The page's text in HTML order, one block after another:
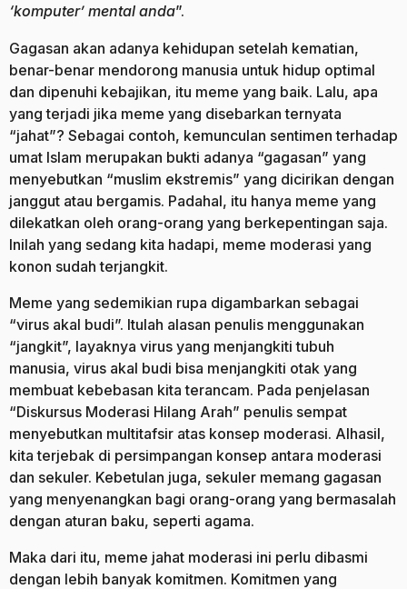
‘komputer’ mental anda”.
Gagasan akan adanya kehidupan setelah kematian,
benar-benar mendorong manusia untuk hidup optimal
dan dipenuhi kebajikan, itu meme yang baik. Lalu, apa
yang terjadi jika meme yang disebarkan ternyata
“jahat”? Sebagai contoh, kemunculan sentimen terhadap
umat Islam merupakan bukti adanya “gagasan” yang
menyebutkan “muslim ekstremis” yang dicirikan dengan
janggut atau bergamis. Padahal, itu hanya meme yang
dilekatkan oleh orang-orang yang berkepentingan saja.
Inilah yang sedang kita hadapi, meme moderasi yang
konon sudah terjangkit.
Meme yang sedemikian rupa digambarkan sebagai
“virus akal budi”. Itulah alasan penulis menggunakan
“jangkit”, layaknya virus yang menjangkiti tubuh
manusia, virus akal budi bisa menjangkiti otak yang
membuat kebebasan kita terancam. Pada penjelasan
“Diskursus Moderasi Hilang Arah” penulis sempat
menyebutkan multitafsir atas konsep moderasi. Alhasil,
kita terjebak di persimpangan konsep antara moderasi
dan sekuler. Kebetulan juga, sekuler memang gagasan
yang menyenangkan bagi orang-orang yang bermasalah
dengan aturan baku, seperti agama.
Maka dari itu, meme jahat moderasi ini perlu dibasmi
dengan lebih banyak komitmen. Komitmen yang